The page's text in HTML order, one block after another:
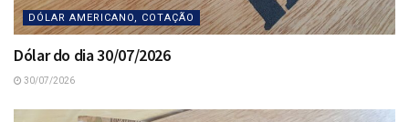
DÓLAR AMERICANO, COTAÇÃO
Dólar do dia 30/07/2026
30/07/2026